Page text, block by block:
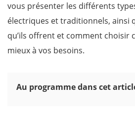
vous présenter les différents
électriques et traditionnels, ainsi
qu’ils offrent et comment choisir
mieux à vos besoins.
Au programme dans cet